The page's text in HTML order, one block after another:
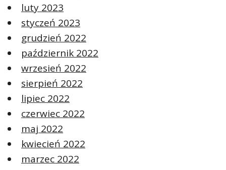
luty 2023
styczeń 2023
grudzień 2022
październik 2022
wrzesień 2022
sierpień 2022
lipiec 2022
czerwiec 2022
maj 2022
kwiecień 2022
marzec 2022